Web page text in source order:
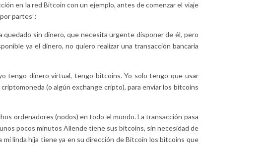
en la red Bitcoin con un ejemplo, antes de comenzar el viaje
partes”:
quedado sin dinero, que necesita urgente disponer de él, pero
ya el dinero, no quiero realizar una transacción bancaria
tengo dinero virtual, tengo bitcoins. Yo solo tengo que usar
(o algún exchange cripto), para enviar los bitcoins
ordenadores (nodos) en todo el mundo. La transacción pasa
pocos minutos Allende tiene sus bitcoins, sin necesidad de
linda hija tiene ya en su dirección de Bitcoin los bitcoins que